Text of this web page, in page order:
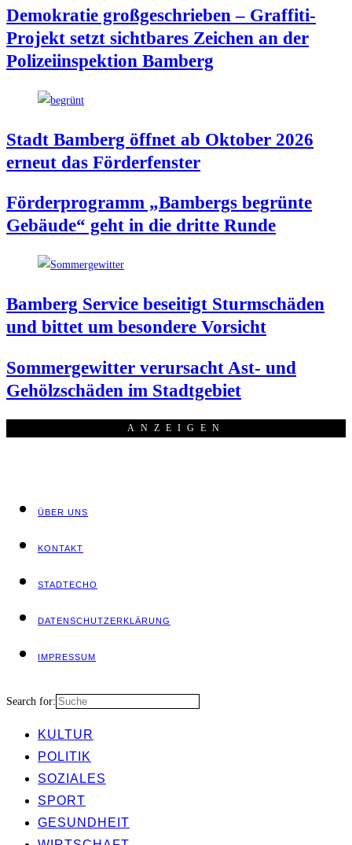
Demo­kra­tie groß­ge­schrie­ben – Graf­fi­ti-
Pro­jekt setzt sicht­ba­res Zei­chen an der
Poli­zei­in­spek­ti­on Bamberg
Stadt Bam­berg öff­net ab Okto­ber 2026
erneut das Förderfenster
För­der­pro­gramm „Bam­bergs begrün­te
Gebäu­de“ geht in die drit­te Runde
Bam­berg Ser­vice besei­tigt Sturm­schä­den
und bit­tet um beson­de­re Vorsicht
Som­mer­ge­wit­ter ver­ur­sacht Ast- und
Gehölz­schä­den im Stadtgebiet
ANZEI­GEN
ÜBER UNS
KON­TAKT
STADT­ECHO
DATEN­SCHUTZ­ER­KLÄ­RUNG
IMPRES­SUM
Search for:
KUL­TUR
POLI­TIK
SOZIA­LES
SPORT
GESUND­HEIT